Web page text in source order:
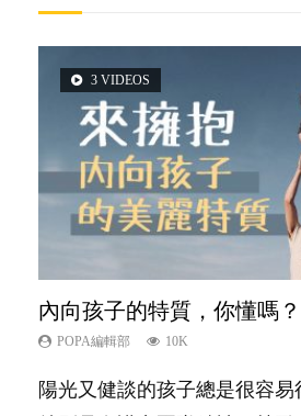
3 VIDEOS
內向孩子的特質，你懂嗎？
POPA編輯部 10K
陽光又健談的孩子總是很容易
5 VIDEOS
夫妻必看！經營婚姻，沒捷
POPA編輯部 22.9K
你是不是也曾經以為只要跟相
2 VIDEOS
想孩子學好外語，點做好？
POPA編輯部 9.9K
有人話學多種語言越早開始越
6 VIDEOS
孩子能力天注定？
POPA編輯部 7.9K
很多父母都希望孩子係個「叻
6 VIDEOS
愛孩子也別忘了愛自己，父
己的身心靈？